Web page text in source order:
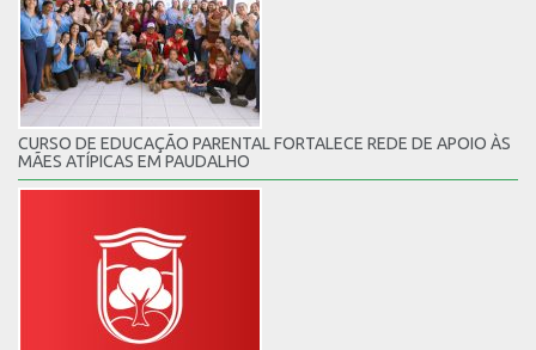
CURSO DE EDUCAÇÃO PARENTAL FORTALECE REDE DE APOIO ÀS
MÃES ATÍPICAS EM PAUDALHO